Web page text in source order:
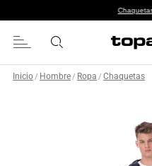
Inicio / Hombre / Ropa / Chaquetas